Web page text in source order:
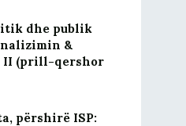
dhe publik
&
(prill-qershor
përshirë ISP: